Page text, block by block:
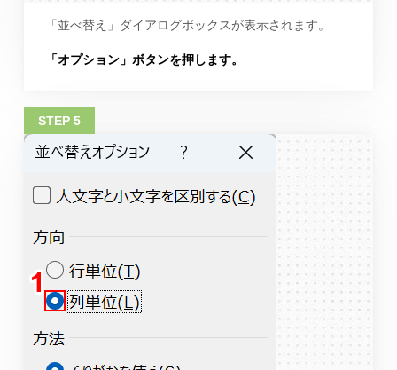
「並べ替え」ダイアログボックスが表示されます。
「オプション」ボタンを押します。